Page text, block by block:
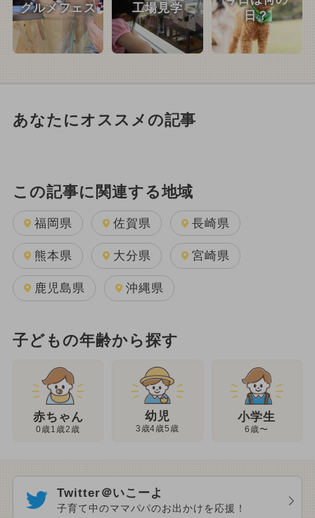
グルメフェス 工場見学
日？
あなたにオススメの記事
この記事に関連する地域
福岡県 佐賀県 長崎県
熊本県 大分県 宮崎県
鹿児島県 沖縄県
子どもの年齢から探す
赤ちゃん
0歳1歳2歳
幼児
3歳4歳5歳
小学生
6歳〜
Twitter＠いこーよ
子育て中のママパパのお出かけを応援！